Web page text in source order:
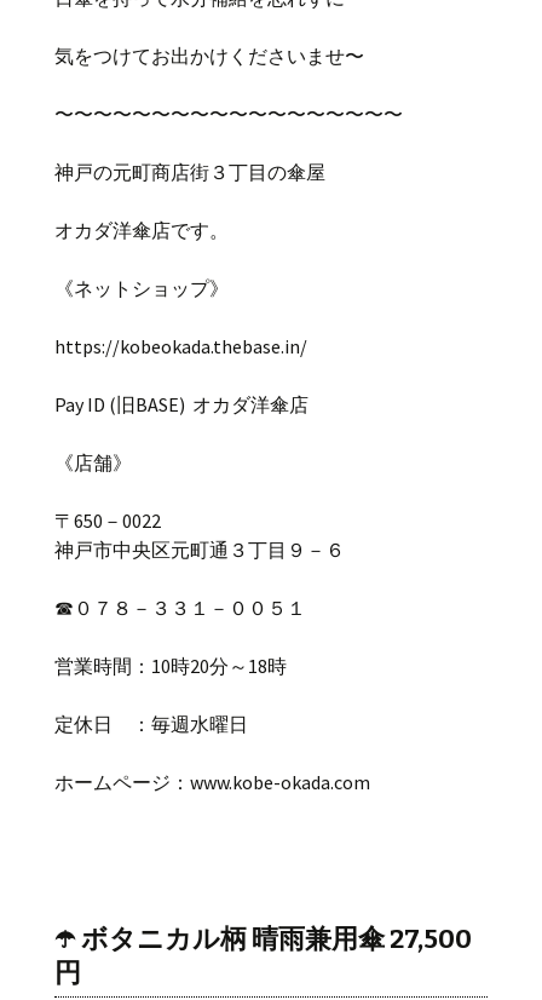
気をつけてお出かけくださいませ〜
〜〜〜〜〜〜〜〜〜〜〜〜〜〜〜〜〜〜
神戸の元町商店街３丁目の傘屋
オカダ洋傘店です。
《ネットショップ》
https://kobeokada.thebase.in/
Pay ID ( 旧BASE) オカダ洋傘店
《店舗》
〒 650 － 0022
神戸市中央区元町通３丁目９－６
☎ ０７８－３３１－００５１
営業時間： 10時20分～ 18時
定休日 ：毎週水曜日
ホームページ： www.kobe-okada.com
☂️ ボタニカル柄 晴雨兼用傘 27,500
円